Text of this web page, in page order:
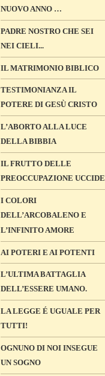
NUOVO ANNO …
PADRE NOSTRO CHE SEI
NEI CIELI...
IL MATRIMONIO BIBLICO
TESTIMONIANZA IL
POTERE DI GESÙ CRISTO
L’ABORTO ALLA LUCE
DELLA BIBBIA
IL FRUTTO DELLE
PREOCCUPAZIONE UCCIDE
I COLORI
DELL’ARCOBALENO E
L’INFINITO AMORE
AI POTERI E AI POTENTI
L’ULTIMA BATTAGLIA
DELL’ESSERE UMANO.
LA LEGGE É UGUALE PER
TUTTI!
OGNUNO DI NOI INSEGUE
UN SOGNO